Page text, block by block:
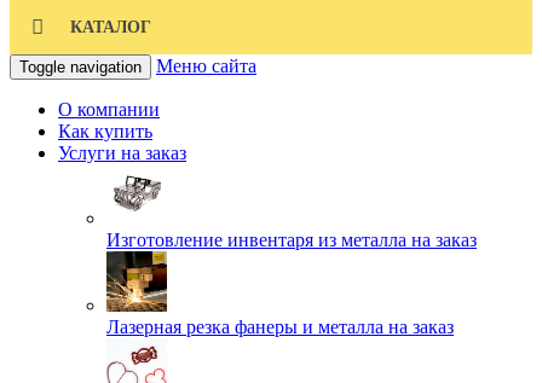
КАТАЛОГ
Toggle navigation Меню сайта
О компании
Как купить
Услуги на заказ
Изготовление инвентаря из металла на заказ
Лазерная резка фанеры и металла на заказ